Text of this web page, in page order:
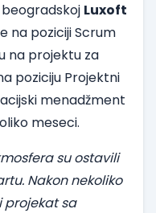
Luxoft
na poziciji Scrum
na projektu za
poziciju Projektni
menadžment
meseci.
su ostavili
Nakon nekoliko
projekat sa